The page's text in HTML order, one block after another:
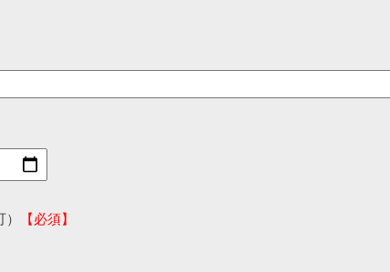
【必須】